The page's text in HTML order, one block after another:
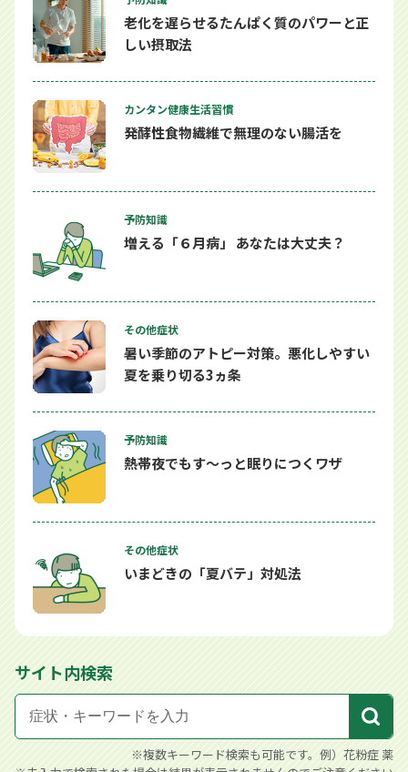
老化を遅らせるたんぱく質のパワーと正
しい摂取法
カンタン健康生活習慣
発酵性食物繊維で無理のない腸活を
予防知識
増える「６月病」 あなたは大丈夫？
その他症状
暑い季節のアトピー対策。悪化しやすい
夏を乗り切る3ヵ条
予防知識
熱帯夜でもす～っと眠りにつくワザ
その他症状
いまどきの「夏バテ」対処法
サイト内検索
※複数キーワード検索も可能です。例）花粉症 薬